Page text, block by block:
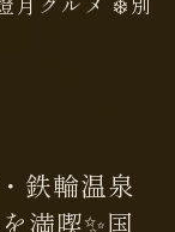
鉄輪温泉
満喫✨国